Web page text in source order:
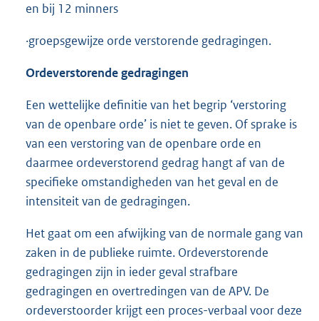
en bij 12 minners
·groepsgewijze orde verstorende gedragingen.
Ordeverstorende gedragingen
Een wettelijke definitie van het begrip ‘verstoring
van de openbare orde’ is niet te geven. Of sprake is
van een verstoring van de openbare orde en
daarmee ordeverstorend gedrag hangt af van de
specifieke omstandigheden van het geval en de
intensiteit van de gedragingen.
Het gaat om een afwijking van de normale gang van
zaken in de publieke ruimte. Ordeverstorende
gedragingen zijn in ieder geval strafbare
gedragingen en overtredingen van de APV. De
ordeverstoorder krijgt een proces-verbaal voor deze